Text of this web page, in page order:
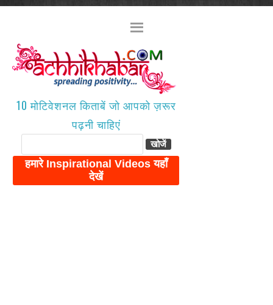
10 मोटिवेशनल किताबें जो आपको ज़रूर
पढ़नी चाहिएं